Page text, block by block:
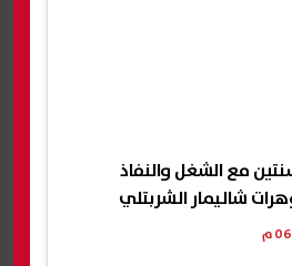
مع الشغل والنفاذ
شاليمار الشربتلي